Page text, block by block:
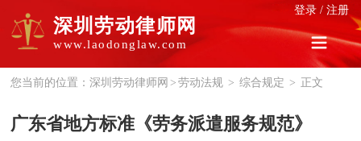
登录 / 注册
深圳劳动律师网
www.laodonglaw.com
您当前的位置：深圳劳动律师网 > 劳动法规 > 综合规定 > 正文
广东省地方标准《劳务派遣服务规范》